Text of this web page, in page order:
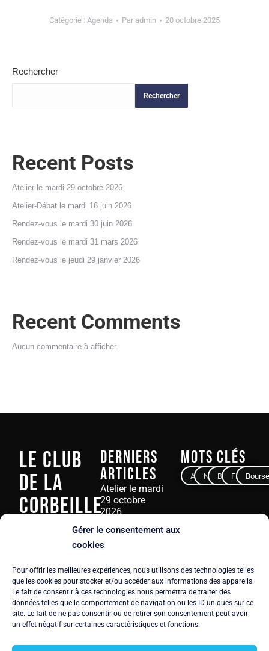
Gérer le consentement aux
cookies
Pour offrir les meilleures expériences, nous utilisons des technologies telles
que les cookies pour stocker et/ou accéder aux informations des appareils.
Le fait de consentir à ces technologies nous permettra de traiter des
données telles que le comportement de navigation ou les ID uniques sur ce
site. Le fait de ne pas consentir ou de retirer son consentement peut avoir
un effet négatif sur certaines caractéristiques et fonctions.
Catégorie : Agenda Par admin 20 octobre 2025
Rechercher
Rechercher
Recent Posts
Atelier le mardi 29 octobre 2026
Atelier-Débat le mardi 16 juin 2026
Rendez-vous le mardi 30 juin 2026
Rendez-vous le mardi 31 mars 2026
Rendez-vous le jeudi 29 janvier 2026
Recent Comments
Aucun commentaire à afficher.
Le Club
de La
Corbeille
3, rue Ampère
Tél.+33 6 61 92
59 52
Email:
contact@corbeilleplus.com
Politique de
Derniers
articles
Atelier le mardi
29 octobre
2026
23 juin 2026
mardi 16 juin
2026
25 mai 2026
Rendez-vous le
Mots clés
AvocatNotaireBanqueFinance